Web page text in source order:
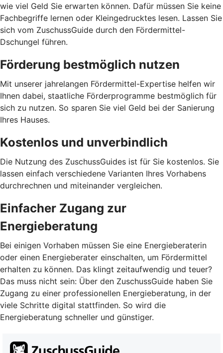
wie viel Geld Sie erwarten können. Dafür müssen Sie keine
Fachbegriffe lernen oder Kleingedrucktes lesen. Lassen Sie
sich vom ZuschussGuide durch den Fördermittel-
Dschungel führen.
Förderung bestmöglich nutzen
Mit unserer jahrelangen Fördermittel-Expertise helfen wir
Ihnen dabei, staatliche Förderprogramme bestmöglich für
sich zu nutzen. So sparen Sie viel Geld bei der Sanierung
Ihres Hauses.
Kostenlos und unverbindlich
Die Nutzung des ZuschussGuides ist für Sie kostenlos. Sie
lassen einfach verschiedene Varianten Ihres Vorhabens
durchrechnen und miteinander vergleichen.
Einfacher Zugang zur
Energieberatung
Bei einigen Vorhaben müssen Sie eine Energieberaterin
oder einen Energieberater einschalten, um Fördermittel
erhalten zu können. Das klingt zeitaufwendig und teuer?
Das muss nicht sein: Über den ZuschussGuide haben Sie
Zugang zu einer professionellen Energieberatung, in der
viele Schritte digital stattfinden. So wird die
Energieberatung schneller und günstiger.